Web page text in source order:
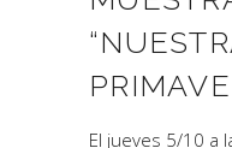
El jueves 5/10 a